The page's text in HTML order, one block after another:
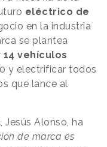
eléctrico de
en la industria
se plantea
14 vehículos
y electrificar todos
que lance al
, Jesús Alonso, ha
de marca es